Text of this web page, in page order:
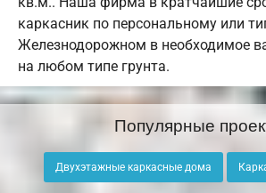
каркасник по персональному или
Железнодорожном в необходимое
на любом типе грунта.
Популярные
Двухэтажные каркасные дома